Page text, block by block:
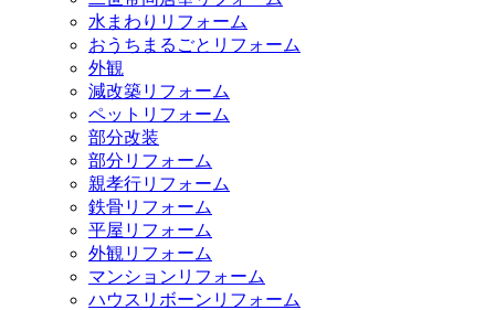
水まわりリフォーム
おうちまるごとリフォーム
外観
減改築リフォーム
ペットリフォーム
部分改装
部分リフォーム
親孝行リフォーム
鉄骨リフォーム
平屋リフォーム
外観リフォーム
マンションリフォーム
ハウスリボーンリフォーム